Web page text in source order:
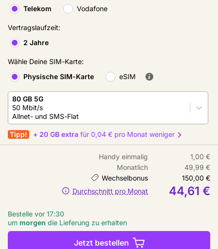
Telekom
Vodafone
Vertragslaufzeit:
2 Jahre
Wähle Deine SIM-Karte:
Physische SIM-Karte
eSIM
80 GB 5G
50 Mbit/s
Allnet- und SMS-Flat
Tipp! + 20 GB extra für 0,04 € pro Monat weniger
Handy einmalig
1,00 €
Monatlich
49,99 €
Wechselbonus
150,00 €
Durchschnitt pro Monat
44,61 €
Bestelle vor 17:30
um morgen die Lieferung zu erhalten
Jetzt bestellen